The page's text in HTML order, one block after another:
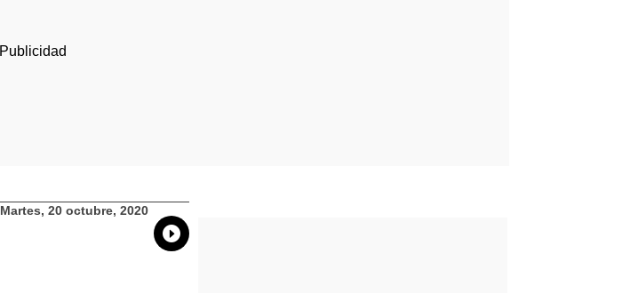
Martes, 20 octubre, 2020
Whatsapp
Compartir